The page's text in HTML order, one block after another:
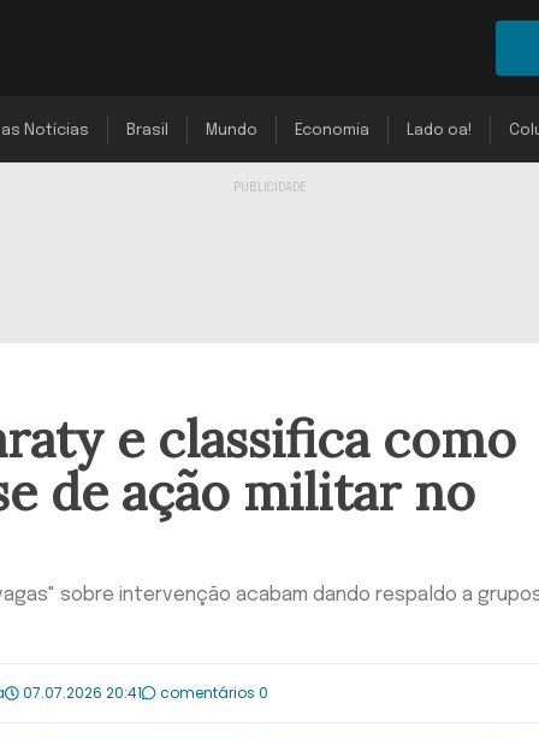
Notícias Brasil Mundo Economia Lado oa!
e classifica como
de ação militar no
sobre intervenção acabam dando respaldo a
07.07.2026 20:41 comentários 0